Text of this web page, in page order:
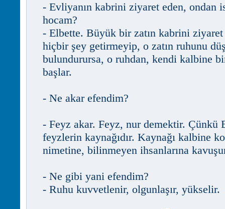
- Evliyanın kabrini ziyaret eden, ondan
hocam?
- Elbette. Büyük bir zatın kabrini
hiçbir şey getirmeyip, o zatın ruhunu
bulundurursa, o ruhdan, kendi kalbine
başlar.
- Ne akar efendim?
- Feyz akar. Feyz, nur demektir. Çünkü
feyzlerin kaynağıdır. Kaynağı kalbine
nimetine, bilinmeyen ihsanlarına
- Ne gibi yani efendim?
- Ruhu kuvvetlenir, olgunlaşır, yükselir.